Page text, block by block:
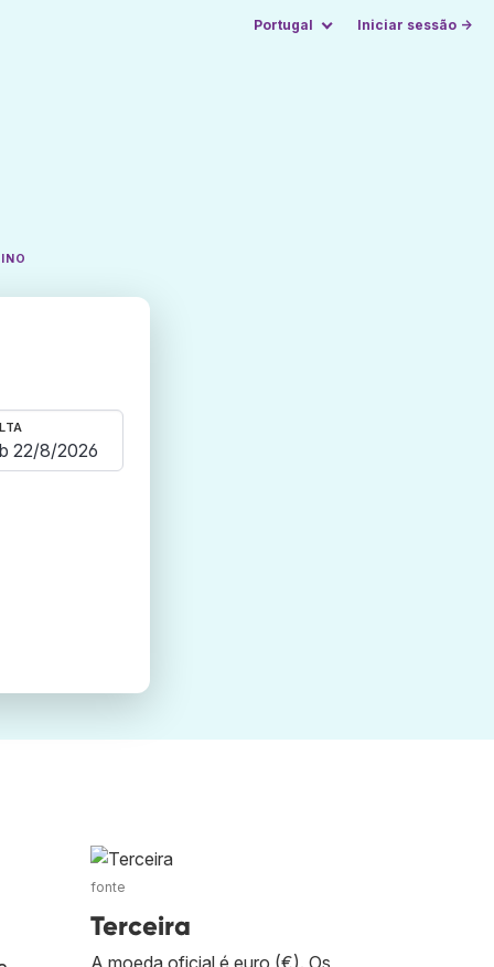
Portugal Iniciar sessão →
fonte
Terceira